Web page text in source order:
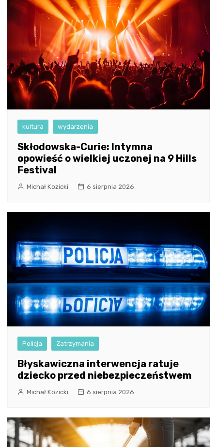
kultura wydarzenia
Skłodowska-Curie: Intymna
opowieść o wielkiej uczonej na 9 Hills
Festival
Michał Kozicki 6 sierpnia 2026
Policja Zatrzymania
Błyskawiczna interwencja ratuje
dziecko przed niebezpieczeństwem
Michał Kozicki 6 sierpnia 2026